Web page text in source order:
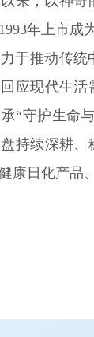
年上市成
于推动传
应现代生
“守护生命
持续深耕
康日化产品